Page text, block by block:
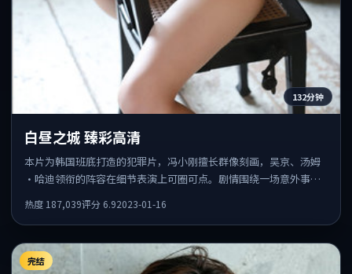
132分钟
白昼之城 臻彩高清
本片为韩国班底打造的犯罪片，冯小刚擅长群像刻画，吴京、汤姆
·哈迪领衔的阵容在细节表演上可圈可点。剧情围绕一场意外事件
热度 187,039评分 6.92023-01-16
完结